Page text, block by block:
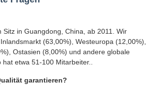
Sitz in Guangdong, China, ab 2011. Wir
(63,00%), Westeuropa (12,00%),
Ostasien (8,00%) und andere globale
etwa 51-100 Mitarbeiter..
garantieren?